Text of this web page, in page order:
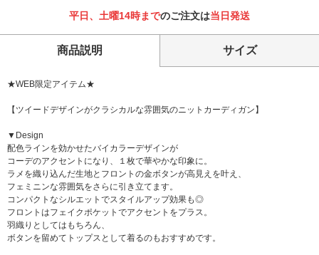
平日、土曜14時までのご注文は当日発送
商品説明 サイズ
★WEB限定アイテム★
【ツイードデザインがクラシカルな雰囲気のニットカーディガン】
▼Design
配色ラインを効かせたバイカラーデザインが
コーデのアクセントになり、１枚で華やかな印象に。
ラメを織り込んだ生地とフロントの金ボタンが高見えを叶え、
フェミニンな雰囲気をさらに引き立てます。
コンパクトなシルエットでスタイルアップ効果も◎
フロントはフェイクポケットでアクセントをプラス。
羽織りとしてはもちろん、
ボタンを留めてトップスとして着るのもおすすめです。